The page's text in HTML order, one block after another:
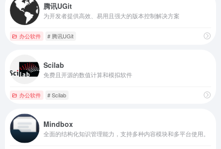
腾讯UGit
为开发者提供高效、易用且强大的版本控制解决方案
办公软件 # 腾讯UGit
Scilab
免费且开源的数值计算和模拟软件
办公软件 # Scilab
Mindbox
全面的结构化知识管理能力，支持多种内容模块和多平台使用。